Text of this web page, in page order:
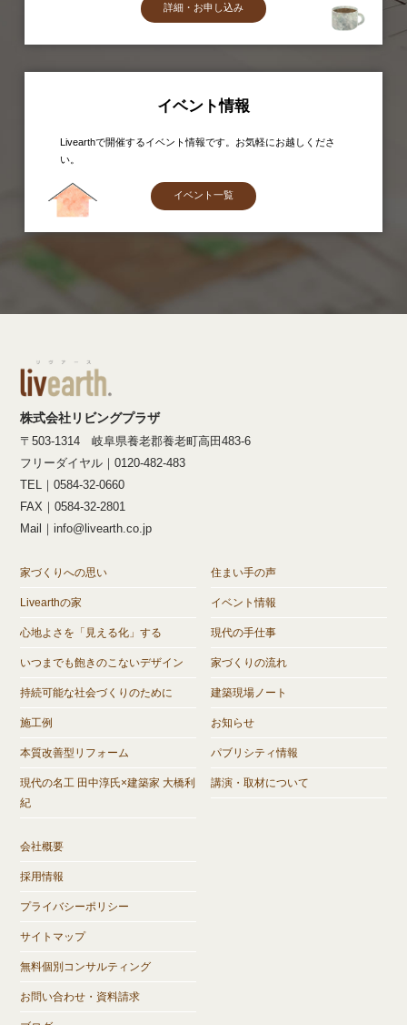
詳細・お申し込み
イベント情報
Livearthで開催するイベント情報です。お気軽にお越しくださ
い。
イベント一覧
株式会社リビングプラザ
〒503-1314 岐阜県養老郡養老町高田483-6
フリーダイヤル｜0120-482-483
TEL｜0584-32-0660
FAX｜0584-32-2801
Mail｜info@livearth.co.jp
家づくりへの思い
Livearthの家
心地よさを「見える化」する
いつまでも飽きのこないデザイン
持続可能な社会づくりのために
施工例
本質改善型リフォーム
現代の名工 田中淳氏×建築家 大橋利
紀
住まい手の声
イベント情報
現代の手仕事
家づくりの流れ
建築現場ノート
お知らせ
パブリシティ情報
講演・取材について
会社概要
採用情報
プライバシーポリシー
サイトマップ
無料個別コンサルティング
お問い合わせ・資料請求